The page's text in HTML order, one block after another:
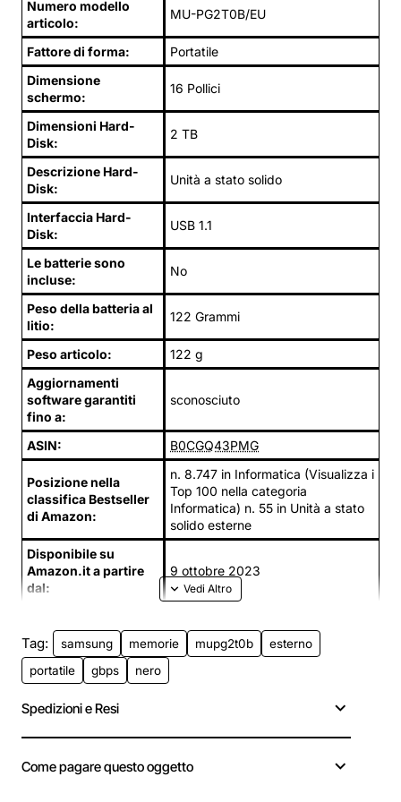
Numero modello
articolo:
MU-PG2T0B/EU
Fattore di forma:
Portatile
Dimensione
schermo:
16 Pollici
Dimensioni Hard-
Disk:
2 TB
Descrizione Hard-
Disk:
Unità a stato solido
Interfaccia Hard-
Disk:
USB 1.1
Le batterie sono
incluse:
No
Peso della batteria al
litio:
122 Grammi
Peso articolo:
122 g
Aggiornamenti
software garantiti
fino a:
sconosciuto
ASIN: B0CGQ43PMG
Posizione nella
classifica Bestseller
di Amazon:
n. 8.747 in Informatica (Visualizza i
Top 100 nella categoria
Informatica) n. 55 in Unità a stato
solido esterne
Disponibile su
Amazon.it a partire
dal:
9 ottobre 2023
Tag: samsung memorie mupg2t0b
esterno
portatile
gbps nero
Spedizioni e Resi
Come pagare questo oggetto